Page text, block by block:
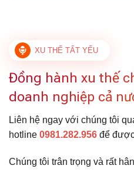
XU THẾ TẤT YẾU
Đồng hành xu thế
doanh nghiệp cả
Liên hệ ngay với chúng tôi
hotline 0981.282.956 để
Chúng tôi trân trọng và rất